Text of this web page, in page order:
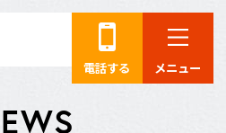
電話する メニュー
EWS